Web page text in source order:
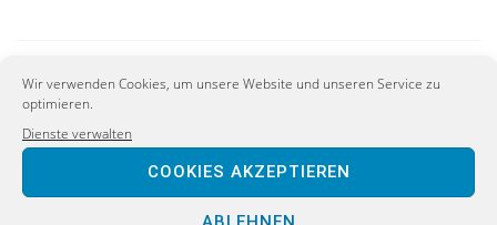
Wir verwenden Cookies, um unsere Website und unseren Service zu
optimieren.
Dienste verwalten
COOKIES AKZEPTIEREN